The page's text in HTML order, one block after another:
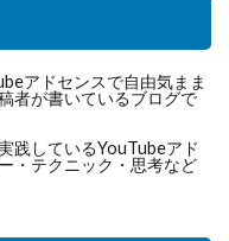
アドセンスで自由気まま
者が書いているブログで
践しているYouTubeアド
・テクニック・思考など